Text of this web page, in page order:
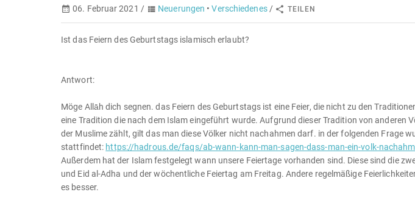
06. Februar 2021 / Neuerungen •Verschiedenes / TEILEN
Ist das Feiern des Geburtstags islamisch erlaubt?
Antwort:
Möge Allāh dich segnen. das Feiern des Geburtstags ist eine Feier, die nicht zu den
eine Tradition die nach dem Islam eingeführt wurde. Aufgrund dieser Tradition von anderen
der Muslime zählt, gilt das man diese Völker nicht nachahmen darf. in der folgenden Frage
stattfindet: https://hadrous.de/faqs/ab-wann-kann-man-sagen-dass-man-ein-volk-
Außerdem hat der Islam festgelegt wann unsere Feiertage vorhanden sind. Diese sind die
und Eid al-Adha und der wöchentliche Feiertag am Freitag. Andere regelmäßige
es besser.